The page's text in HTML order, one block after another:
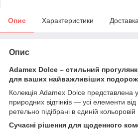
Опис Характеристики Доставка
Опис
Adamex Dolce – стильний
для ваших найважливіших
Колекція Adamex Dolce представлена у
природних відтінків — усі елементи
ретельно підібрані в єдиній кольоровій
Сучасні рішення для щоденного